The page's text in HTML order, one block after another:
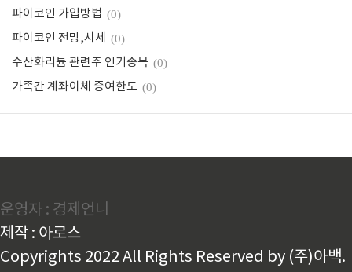
파이코인 가입방법 (0)
파이코인 전망,시세 (0)
수산화리튬 관련주 인기종목 (0)
가족간 계좌이체 증여한도 (0)
운영자 : 경제언니
제작 : 아로스
Copyrights 2022 All Rights Reserved by (주)아백.